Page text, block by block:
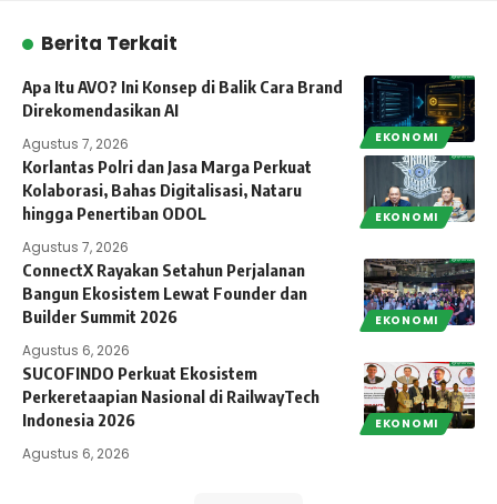
Berita Terkait
EKONOMI
Apa Itu AVO? Ini Konsep di Balik Cara Brand
Direkomendasikan AI
Agustus 7, 2026
EKONOMI
Korlantas Polri dan Jasa Marga Perkuat
Kolaborasi, Bahas Digitalisasi, Nataru
hingga Penertiban ODOL
Agustus 7, 2026
EKONOMI
ConnectX Rayakan Setahun Perjalanan
Bangun Ekosistem Lewat Founder dan
Builder Summit 2026
Agustus 6, 2026
EKONOMI
SUCOFINDO Perkuat Ekosistem
Perkeretaapian Nasional di RailwayTech
Indonesia 2026
Agustus 6, 2026